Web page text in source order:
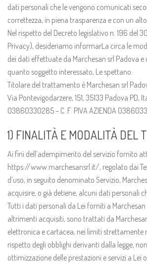
dati personali che le vengono comunicati
correttezza, in piena trasparenza e con un
Nel rispetto del Decreto legislativo n. 196 del
Privacy), desideriamo informarLa circa le
dei dati effettuate da Marchesan srl Padova e
quanto soggetto interessato, Le spettano.
Titolare del trattamento è Marchesan srl
Via Pontevigodarzere, 151, 35133 Padova PD,
03860330285 – C. F. PIVA AZIENDA
1) FINALITÀ E MODALITÀ DEL
Ai fini dell’adempimento del servizio fornito
https://www.marchesansrl.it/, regolato dai
d’uso, in seguito denominato Servizio,
acquisire, o già detiene, alcuni dati personali
Tutti i dati personali da Lei forniti a
altrimenti acquisiti, sono trattati da
elettronica e cartacea, nei limiti strettamente
rispetto degli obblighi derivanti dalla legge,
ottimizzazione delle prestazioni e servizi a Lei